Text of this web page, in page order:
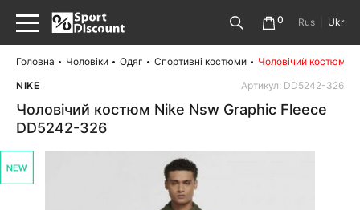
0 Rus Ukr
Головна Чоловіки Одяг Спортивні костюми
Чоловічий костюм
NIKE
Артикул: DD5242-326
Чоловічий костюм Nike Nsw Graphic Fleece
DD5242-326